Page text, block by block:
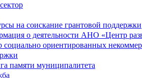
на соискание грантовой поддержки
о деятельности АНО «Центр
социально ориентированных
памяти муниципалитета